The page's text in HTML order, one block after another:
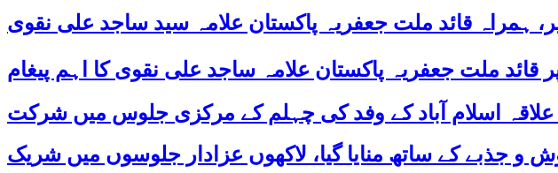
ہمراہ قائد ملت جعفریہ پاکستان علامہ سید ساجد علی نقوی
اسلام آباد کے وفد کی چہلم کے مرکزی جلوس میں شرکت